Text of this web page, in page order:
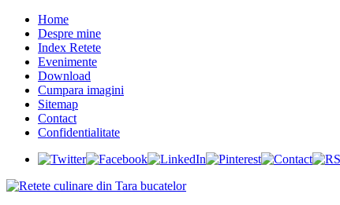
Home
Despre mine
Index Retete
Evenimente
Download
Cumpara imagini
Sitemap
Contact
Confidentialitate